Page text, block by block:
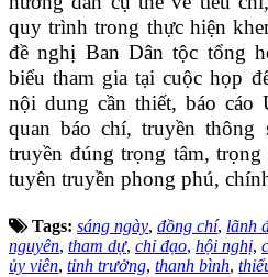
quy trình trong thực hiện
đề nghị Ban Dân tộc tổng
biểu tham gia tại cuộc họp
nội dung cần thiết, báo cáo
quan báo chí, truyền thông
truyền đúng trọng tâm,
tuyên truyền phong phú,
Tags: sáng ngày, đồng chí, lãnh
nguyên, tham dự, chỉ đạo, hội nghị,
ủy viên, tỉnh trưởng, thanh bình,